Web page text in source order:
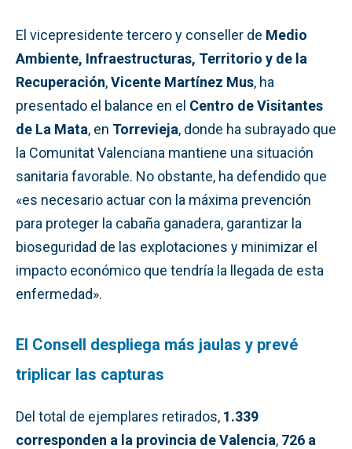
El vicepresidente tercero y conseller de Medio
Ambiente, Infraestructuras, Territorio y de la
Recuperación,Vicente Martínez Mus, ha
presentado el balance en el Centro de Visitantes
de La Mata, en Torrevieja, donde ha subrayado que
la Comunitat Valenciana mantiene una situación
sanitaria favorable. No obstante, ha defendido que
«es necesario actuar con la máxima prevención
para proteger la cabaña ganadera, garantizar la
bioseguridad de las explotaciones y minimizar el
impacto económico que tendría la llegada de esta
enfermedad».
El Consell despliega más jaulas y prevé
triplicar las capturas
Del total de ejemplares retirados, 1.339
corresponden a la provincia de Valencia, 726 a